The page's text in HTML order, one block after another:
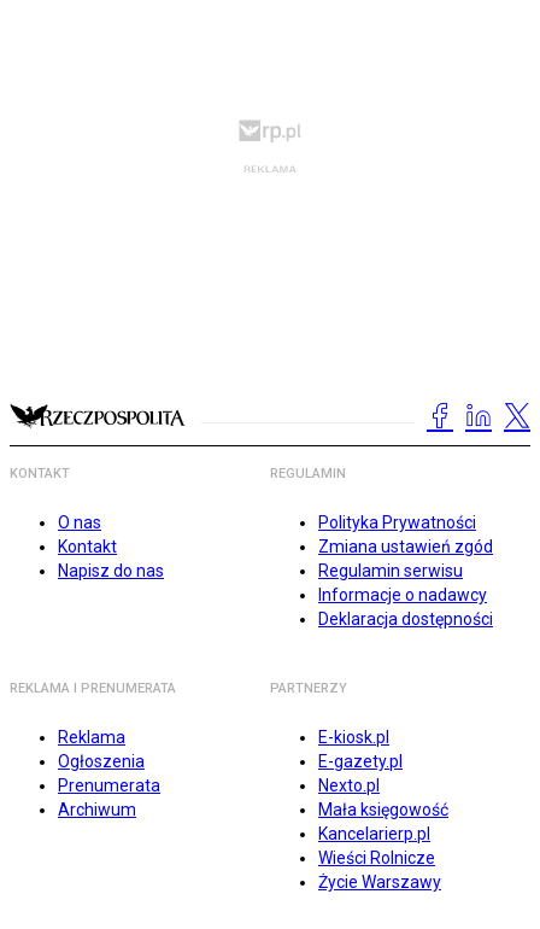
KONTAKT
O nas
Kontakt
Napisz do nas
REGULAMIN
Polityka Prywatności
Zmiana ustawień zgód
Regulamin serwisu
Informacje o nadawcy
Deklaracja dostępności
REKLAMA I PRENUMERATA
Reklama
Ogłoszenia
Prenumerata
Archiwum
PARTNERZY
E-kiosk.pl
E-gazety.pl
Nexto.pl
Mała księgowość
Kancelarierp.pl
Wieści Rolnicze
Życie Warszawy